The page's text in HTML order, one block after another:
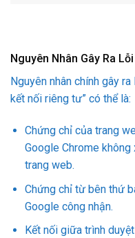
Nguyên Nhân Gây Ra Lỗi
Nguyên nhân chính gây
kết nối riêng tư” có thể là:
Chứng chỉ của trang
Google Chrome
trang web.
Chứng chỉ từ bên thứ
Google công nhận.
Kết nối giữa trình